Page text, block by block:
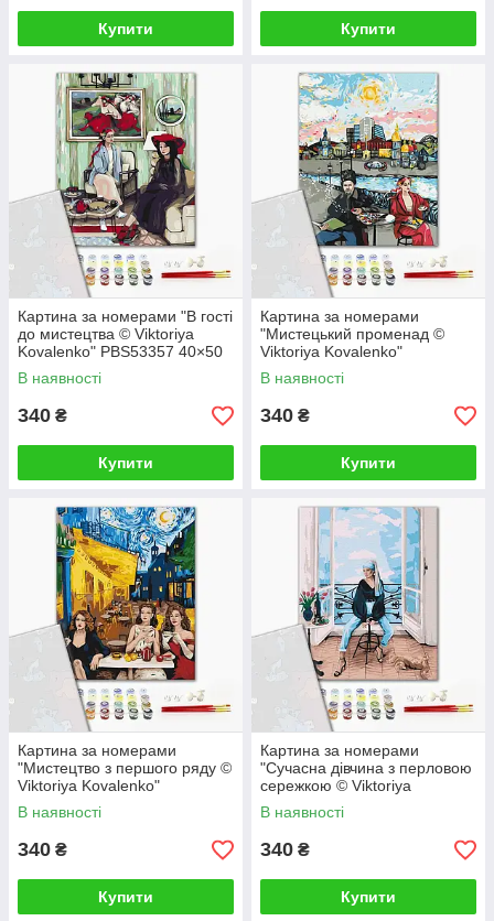
Купити Купити
Картина за номерами "В гості
до мистецтва © Viktoriya
Kovalenko" PBS53357 40×50
см
В наявності
340 ₴
Купити
Картина за номерами
"Мистецький променад ©
Viktoriya Kovalenko"
PBS53356 40×50 см
В наявності
340 ₴
Купити
Картина за номерами
"Мистецтво з першого ряду ©
Viktoriya Kovalenko"
PBS52763 40×50 см
В наявності
340 ₴
Купити
Картина за номерами
"Сучасна дівчина з перловою
сережкою © Viktoriya
Kovalenko" PBS52762 40×50
см
В наявності
340 ₴
Купити